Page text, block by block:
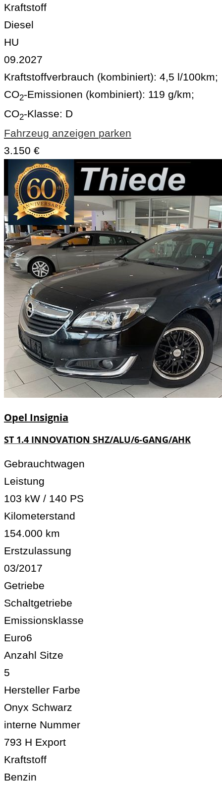
Kraftstoff
Diesel
HU
09.2027
Kraftstoffverbrauch (kombiniert): 4,5 l/100km;
CO2-Emissionen (kombiniert): 119 g/km;
CO2-Klasse: D
Fahrzeug anzeigen parken
3.150 €
Opel Insignia
ST 1.4 INNOVATION SHZ/ALU/6-GANG/AHK
Gebrauchtwagen
Leistung
103 kW / 140 PS
Kilometerstand
154.000 km
Erstzulassung
03/2017
Getriebe
Schaltgetriebe
Emissionsklasse
Euro6
Anzahl Sitze
5
Hersteller Farbe
Onyx Schwarz
interne Nummer
793 H Export
Kraftstoff
Benzin